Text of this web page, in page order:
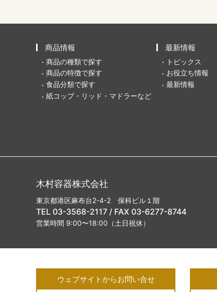
商品情報
商品の種類で探す
商品の特徴で探す
食品分類で探す
紙コップ・リッド・マドラーなど
最新情報
トピックス
お役立ち情報
最新情報
木村容器株式会社
東京都港区麻布台2-4-2 保科ビル１階
TEL 03-3568-2117 / FAX 03-6277-8744
営業時間 9:00〜18:00（土日祝休）
ウェブサイトからお問い合せ